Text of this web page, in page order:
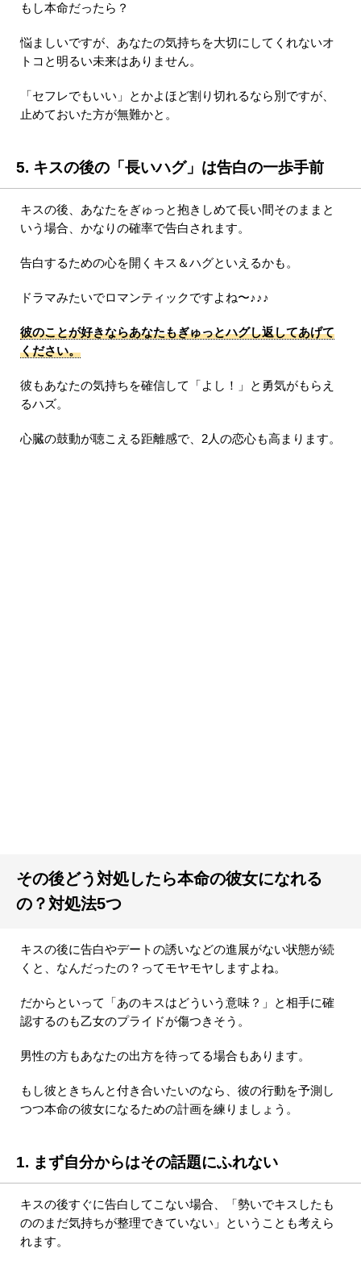
もし本命だったら？
悩ましいですが、あなたの気持ちを大切にしてくれないオ
トコと明るい未来はありません。
「セフレでもいい」とかよほど割り切れるなら別ですが、
止めておいた方が無難かと。
5. キスの後の「長いハグ」は告白の一歩手前
キスの後、あなたをぎゅっと抱きしめて長い間そのままと
いう場合、かなりの確率で告白されます。
告白するための心を開くキス＆ハグといえるかも。
ドラマみたいでロマンティックですよね〜♪♪♪
彼のことが好きならあなたもぎゅっとハグし返してあげて
ください。
彼もあなたの気持ちを確信して「よし！」と勇気がもらえ
るハズ。
心臓の鼓動が聴こえる距離感で、2人の恋心も高まります。
その後どう対処したら本命の彼女になれる
の？対処法5つ
キスの後に告白やデートの誘いなどの進展がない状態が続
くと、なんだったの？ってモヤモヤしますよね。
だからといって「あのキスはどういう意味？」と相手に確
認するのも乙女のプライドが傷つきそう。
男性の方もあなたの出方を待ってる場合もあります。
もし彼ときちんと付き合いたいのなら、彼の行動を予測し
つつ本命の彼女になるための計画を練りましょう。
1. まず自分からはその話題にふれない
キスの後すぐに告白してこない場合、「勢いでキスしたも
ののまだ気持ちが整理できていない」ということも考えら
れます。